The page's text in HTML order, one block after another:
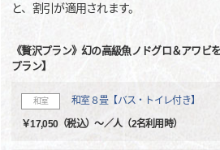
と、割引が適用されます。
《贅沢プラン》幻の高級魚ノドグロ＆アワビ
プラン】
和室 和室８畳【バス・トイレ付き】
￥17,050（税込）～／人（2名利用時）